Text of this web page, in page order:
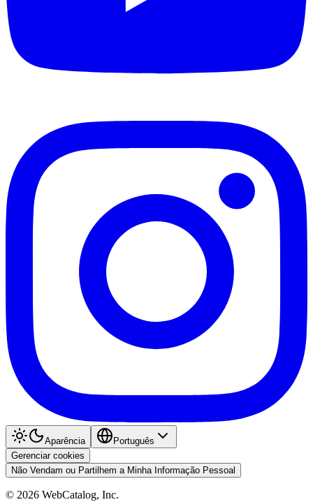
Aparência
Português
Gerenciar cookies
Não Vendam ou Partilhem a Minha Informação Pessoal
© 2026 WebCatalog, Inc.